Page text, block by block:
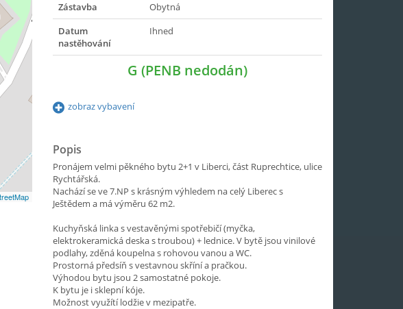
Zástavba
Obytná
Datum
nastěhování
Ihned
G (PENB nedodán)
zobraz vybavení
Popis
Pronájem velmi pěkného bytu 2+1 v Liberci, část Ruprechtice, ulice
Rychtářská.
Nachází se ve 7.NP s krásným výhledem na celý Liberec s
Ještědem a má výměru 62 m2.
Kuchyňská linka s vestavěnými spotřebičí (myčka,
elektrokeramická deska s troubou) + lednice. V bytě jsou vinilové
podlahy, zděná koupelna s rohovou vanou a WC.
Prostorná předsíň s vestavnou skříní a pračkou.
Výhodou bytu jsou 2 samostatné pokoje.
K bytu je i sklepní kóje.
Možnost využítí lodžie v mezipatře.